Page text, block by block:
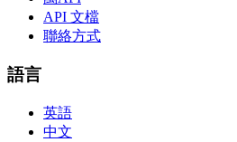
API 文檔
聯絡方式
語言
英語
中文